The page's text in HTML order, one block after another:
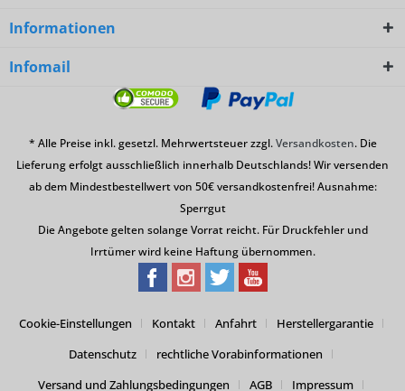
Informationen
Infomail
* Alle Preise inkl. gesetzl. Mehrwertsteuer zzgl.Versandkosten. Die
Lieferung erfolgt ausschließlich innerhalb Deutschlands! Wir versenden
ab dem Mindestbestellwert von 50€ versandkostenfrei! Ausnahme:
Sperrgut
Die Angebote gelten solange Vorrat reicht. Für Druckfehler und
Irrtümer wird keine Haftung übernommen.
Cookie-Einstellungen Kontakt Anfahrt
Herstellergarantie
Datenschutz
rechtliche Vorabinformationen
Versand und Zahlungsbedingungen
AGB Impressum